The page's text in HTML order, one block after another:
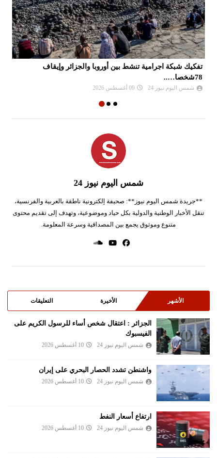
تفكيك شبكة اجرامية تنشط بين أوروبا والجزائر وإيقاف
78شخصا…..
شمس اليوم نيوز 24 09 أغسطس 2026
شمس اليوم نيوز 24
**جريدة شمس اليوم نيوز**: صحيفة إلكترونية ناطقة بالعربية والفرنسية،
تنقل الأخبار الوطنية والدولية بكل حياد وموضوعية، وتهدف إلى تقديم محتوى
متنوع وموثوق يجمع بين المصداقية وسرعة المعلومة.
الأشهر الأخيرة التعليقات
الجزائر : اعتقال شخص أساء للرسول الكريم على
الفيسبوك
شمس اليوم نيوز 24 10 أغسطس 2026
واشنطن تشدد الحصار البحري على إيران
شمس اليوم نيوز 24 10 أغسطس 2026
ارتفاع أسعار النفط
شمس اليوم نيوز 24 10 أغسطس 2026